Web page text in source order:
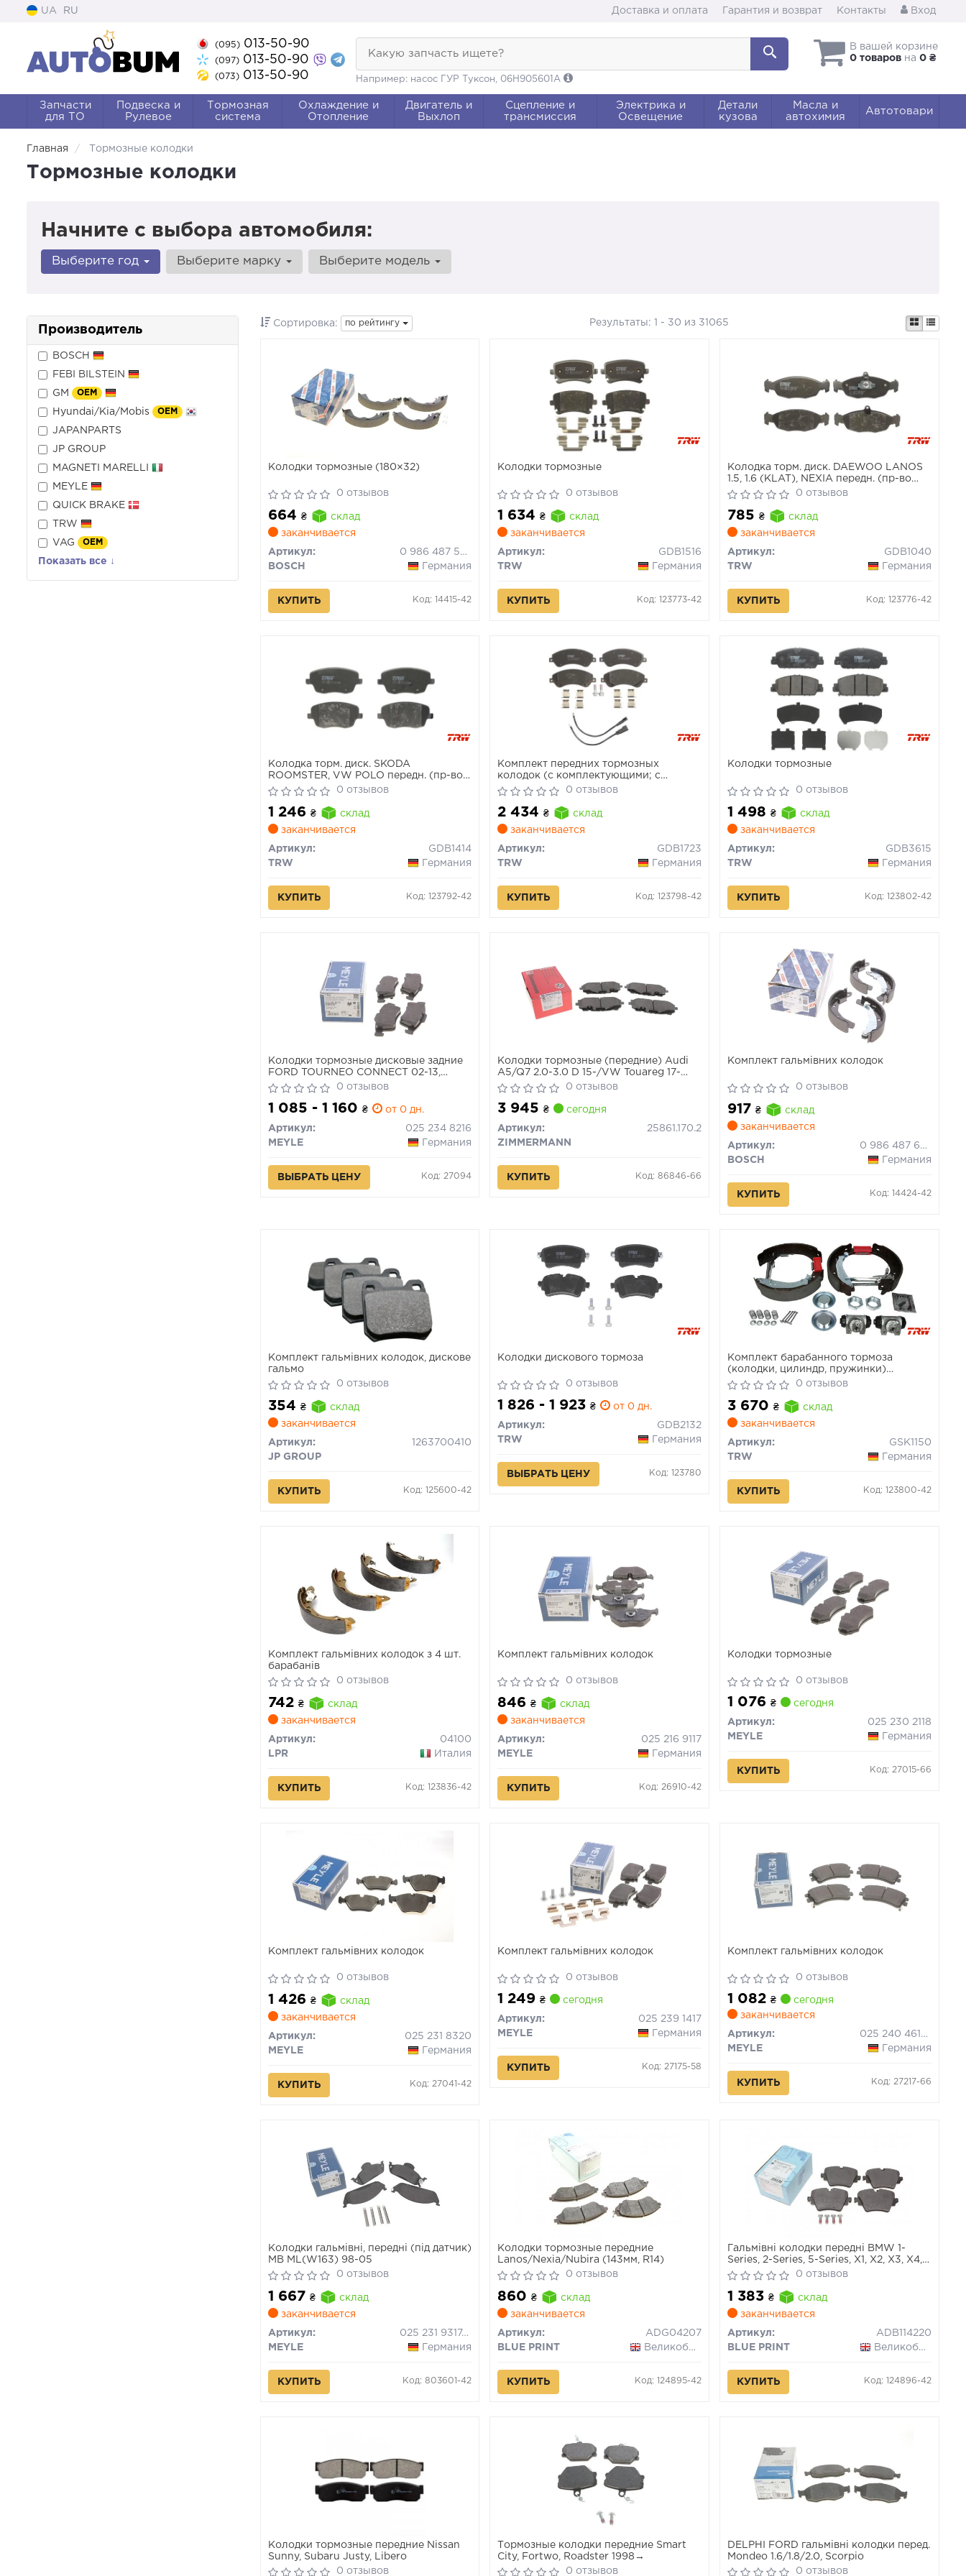
UA RU Доставка и оплата Гарантия и возврат Контакты Вход
(095)013-50-90
(097)013-50-90
(073)013-50-90
В вашей корзине
0 товаров на 0 ₴
Какую запчасть ищете?
Например: насос ГУР Туксон, 06H905601A
Запчасти
для ТО
Подвеска и
Рулевое
Тормозная
система
Охлаждение и
Отопление
Двигатель и
Выхлоп
Сцепление и
трансмиссия
Электрика и
Освещение
Детали
кузова
Масла и
автохимия
Автотовари
Главная Тормозные колодки
Тормозные колодки
Начните с выбора автомобиля:
Выберите год Выберите марку Выберите модель
Производитель
BOSCH
FEBI BILSTEIN
GM OEM
Hyundai/Kia/Mobis OEM
JAPANPARTS
JP GROUP
MAGNETI MARELLI
MEYLE
QUICK BRAKE
TRW
VAG OEM
Показать все ↓
Сортировка: по рейтингу Результаты: 1 - 30 из 31065
Колодки тормозные (180×32)
0 отзывов
664 ₴
склад
заканчивается
Артикул:
0 986 487 578
BOSCH
Германия
КУПИТЬ Код: 14415-42
Колодки тормозные
0 отзывов
1 634₴
склад
заканчивается
Артикул:
GDB1516
TRW
Германия
КУПИТЬ Код: 123773-42
Колодка торм. диск. DAEWOO LANOS
1.5, 1.6 (KLAT), NEXIA передн. (пр-во
TRW)(диск R13, полий)
0 отзывов
785₴
склад
заканчивается
Артикул:
GDB1040
TRW
Германия
КУПИТЬ Код: 123776-42
Колодка торм. диск. SKODA
ROOMSTER, VW POLO передн. (пр-во
TRW)
0 отзывов
1 246 ₴
склад
заканчивается
Артикул:
GDB1414
TRW
Германия
КУПИТЬ Код: 123792-42
Комплект передних тормозных
колодок (с комплектующими; с
винтами тормозного суппорта), FORD
TRANSIT, TRANSIT TOURNEO 2.2D
04.06-08.14
0 отзывов
2 434₴
склад
заканчивается
Артикул:
GDB1723
TRW
Германия
КУПИТЬ Код: 123798-42
Колодки тормозные
0 отзывов
1 498₴
склад
заканчивается
Артикул:
GDB3615
TRW
Германия
КУПИТЬ Код: 123802-42
Колодки тормозные дисковые задние
FORD TOURNEO CONNECT 02-13,
NISSAN PRIMERA (P12) 02-н.в.
0 отзывов
1 085 - 1 160 ₴ от 0 дн.
Артикул:
025 234 8216
MEYLE
Германия
ВЫБРАТЬ ЦЕНУ Код: 27094
Колодки тормозные (передние) Audi
A5/Q7 2.0-3.0 D 15-/VW Touareg 17-
(Akebono) (с аксессуарами)
0 отзывов
3 945₴ сегодня
Артикул:
25861.170.2
ZIMMERMANN
КУПИТЬ Код: 86846-66
Комплект гальмівних колодок
0 отзывов
917₴
склад
заканчивается
Артикул:
0 986 487 628
BOSCH
Германия
КУПИТЬ Код: 14424-42
Комплект гальмівних колодок, дискове
гальмо
0 отзывов
354 ₴
склад
заканчивается
Артикул:
1263700410
JP GROUP
КУПИТЬ Код: 125600-42
Колодки дискового тормоза
0 отзывов
1 826 - 1 923₴ от 0 дн.
Артикул:
GDB2132
TRW
Германия
ВЫБРАТЬ ЦЕНУ Код: 123780
Комплект барабанного тормоза
(колодки, цилиндр, пружинки)
CITROEN BERLINGO, XSARA PICASSO;
PEUGEOT PARTNER 05.96-
0 отзывов
3 670₴
склад
заканчивается
Артикул:
GSK1150
TRW
Германия
КУПИТЬ Код: 123800-42
Комплект гальмівних колодок з 4 шт.
барабанів
0 отзывов
742 ₴
склад
заканчивается
Артикул:
04100
LPR
Италия
КУПИТЬ Код: 123836-42
Комплект гальмівних колодок
0 отзывов
846₴
склад
заканчивается
Артикул:
025 216 9117
MEYLE
Германия
КУПИТЬ Код: 26910-42
Колодки тормозные
0 отзывов
1 076₴ сегодня
Артикул:
025 230 2118
MEYLE
Германия
КУПИТЬ Код: 27015-66
Комплект гальмівних колодок
0 отзывов
1 426 ₴
склад
заканчивается
Артикул:
025 231 8320
MEYLE
Германия
КУПИТЬ Код: 27041-42
Комплект гальмівних колодок
0 отзывов
1 249₴ сегодня
Артикул:
025 239 1417
MEYLE
Германия
КУПИТЬ Код: 27175-58
Комплект гальмівних колодок
0 отзывов
1 082₴
сегодня
заканчивается
Артикул:
025 240 4618/W
MEYLE
Германия
КУПИТЬ Код: 27217-66
Колодки гальмівні, передні (під датчик)
MB ML(W163) 98-05
0 отзывов
1 667 ₴
склад
заканчивается
Артикул:
025 231 9317/W
MEYLE
Германия
КУПИТЬ Код: 803601-42
Колодки тормозные передние
Lanos/Nexia/Nubira (143мм, R14)
0 отзывов
860₴
склад
заканчивается
Артикул:
ADG04207
BLUE PRINT
Великобритания
КУПИТЬ Код: 124895-42
Гальмівні колодки передні BMW 1-
Series, 2-Series, 5-Series, X1, X2, X3, X4,
Z4 / Mini / Toyota Supra
0 отзывов
1 383₴
склад
заканчивается
Артикул:
ADB114220
BLUE PRINT
Великобритания
КУПИТЬ Код: 124896-42
Колодки тормозные передние Nissan
Sunny, Subaru Justy, Libero
0 отзывов
Тормозные колодки передние Smart
City, Fortwo, Roadster 1998→
0 отзывов
DELPHI FORD гальмівні колодки перед.
Mondeo 1.6/1.8/2.0, Scorpio
0 отзывов